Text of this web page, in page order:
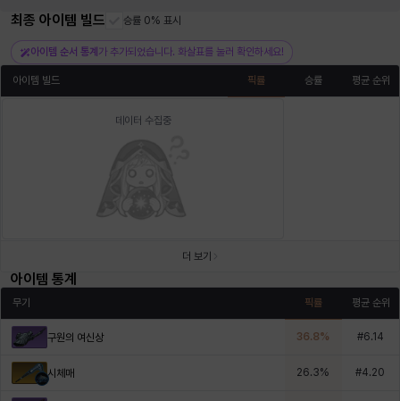
최종 아이템 빌드 승률 0% 표시
아이템 순서 통계 가 추가되었습니다. 화살표를 눌러 확인하세요!
아이템 빌드 픽률 승률 평균 순위
데이터 수집중
더 보기
아이템 통계
무기 픽률 평균 순위
구원의 여신상 36.8% #6.14
시체매 26.3% #4.20